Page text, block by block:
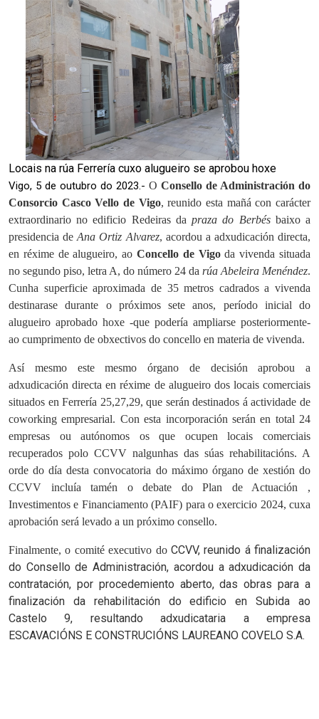
Locais na rúa Ferrería cuxo alugueiro se aprobou hoxe
Vigo, 5 de outubro do 2023.- O Consello de Administración do
Consorcio Casco Vello de Vigo, reunido esta mañá con carácter
extraordinario no edificio Redeiras dapraza do Berbésbaixo a
presidencia deAna Ortiz Alvarez, acordou a adxudicación directa,
en réxime de alugueiro, ao Concello de Vigoda vivenda situada
no segundo piso, letra A, do número 24 da rúa Abeleira Menéndez.
Cunha superficie aproximada de 35 metros cadrados a vivenda
destinarase durante o próximos sete anos, período inicial do
alugueiro aprobado hoxe -que podería ampliarse posteriormente-
ao cumprimento de obxectivos do concello en materia de vivenda.
Así mesmo este mesmo órgano de decisión aprobou a
adxudicación directa en réxime de alugueiro dos locais comerciais
situados en Ferrería 25,27,29, que serán destinados á actividade de
coworking empresarial. Con esta incorporación serán en total 24
empresas ou autónomos os que ocupen locais comerciais
recuperados polo CCVV nalgunhas das súas rehabilitacións. A
orde do día desta convocatoria do máximo órgano de xestión do
CCVV incluía tamén o debate do Plan de Actuación ,
Investimentos e Financiamento (PAIF) para o exercicio 2024, cuxa
aprobación será levado a un próximo consello.
Finalmente, o comité executivo do CCVV, reunido á finalización
do Consello de Administración, acordou a adxudicación da
contratación, por procedemiento aberto, das obras para a
finalización da rehabilitación do edificio en Subida ao
Castelo 9, resultando adxudicataria a empresa
ESCAVACIÓNS E CONSTRUCIÓNS LAUREANO COVELO S.A.